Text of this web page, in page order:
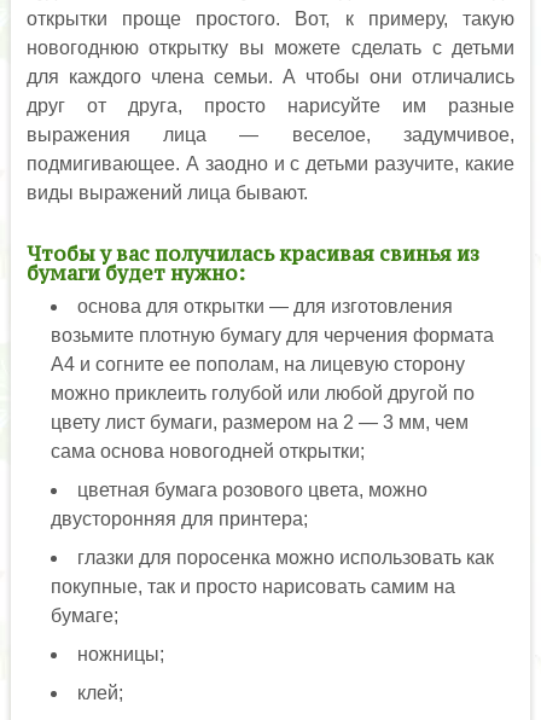
открытки проще простого. Вот, к примеру, такую
новогоднюю открытку вы можете сделать с детьми
для каждого члена семьи. А чтобы они отличались
друг от друга, просто нарисуйте им разные
выражения лица — веселое, задумчивое,
подмигивающее. А заодно и с детьми разучите, какие
виды выражений лица бывают.
Чтобы у вас получилась красивая свинья из
бумаги будет нужно:
основа для открытки — для изготовления
возьмите плотную бумагу для черчения формата
А4 и согните ее пополам, на лицевую сторону
можно приклеить голубой или любой другой по
цвету лист бумаги, размером на 2 — 3 мм, чем
сама основа новогодней открытки;
цветная бумага розового цвета, можно
двусторонняя для принтера;
глазки для поросенка можно использовать как
покупные, так и просто нарисовать самим на
бумаге;
ножницы;
клей;